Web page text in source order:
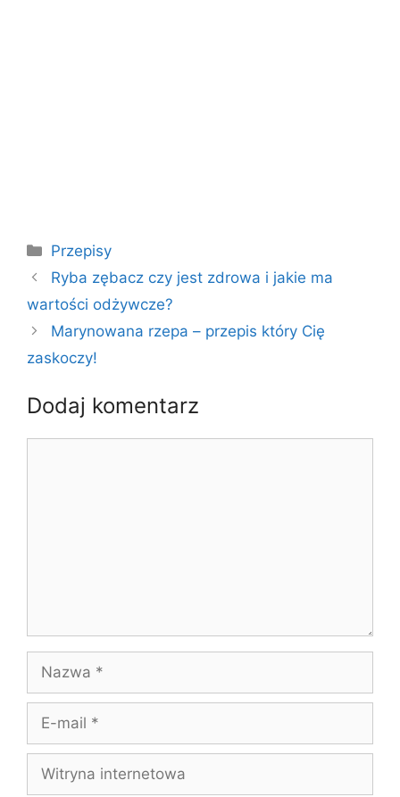
Kategorie
Przepisy
Ryba zębacz czy jest zdrowa i jakie ma
wartości odżywcze?
Marynowana rzepa – przepis który Cię
zaskoczy!
Dodaj komentarz
Nazwa
Witryna
internetowa